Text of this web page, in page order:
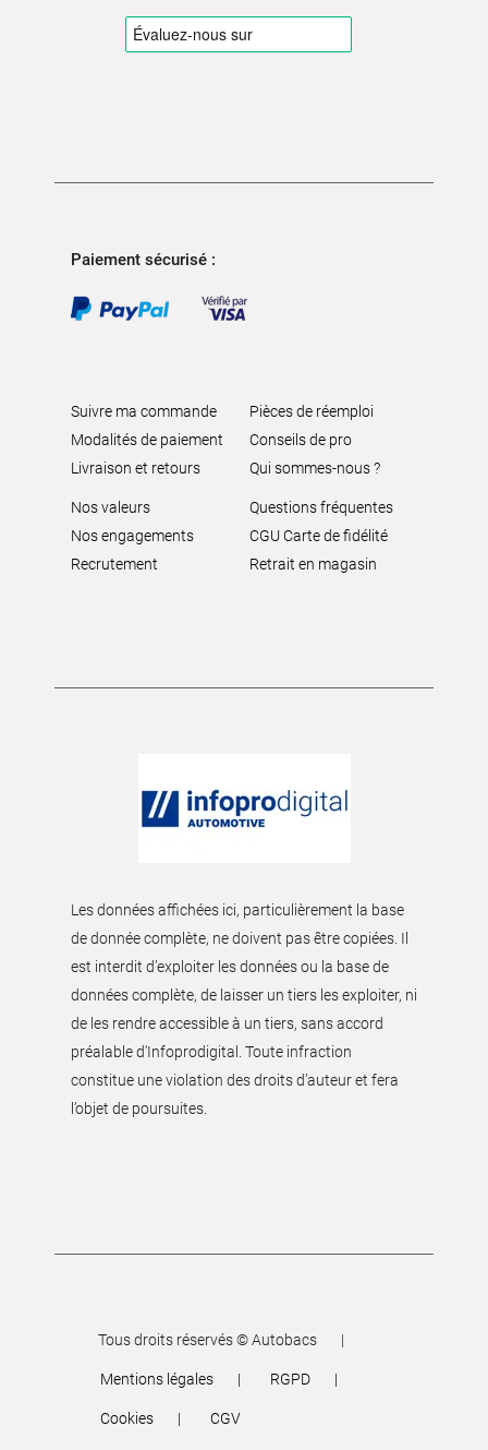
Paiement sécurisé :
Suivre ma commande
Modalités de paiement
Livraison et retours
Pièces de réemploi
Conseils de pro
Qui sommes-nous ?
Nos valeurs
Nos engagements
Recrutement
Questions fréquentes
CGU Carte de fidélité
Retrait en magasin
Les données affichées ici, particulièrement la base
de donnée complète, ne doivent pas être copiées. Il
est interdit d’exploiter les données ou la base de
données complète, de laisser un tiers les exploiter, ni
de les rendre accessible à un tiers, sans accord
préalable d'Infoprodigital. Toute infraction
constitue une violation des droits d’auteur et fera
l’objet de poursuites.
Tous droits réservés © Autobacs
Mentions légales RGPD
Cookies CGV